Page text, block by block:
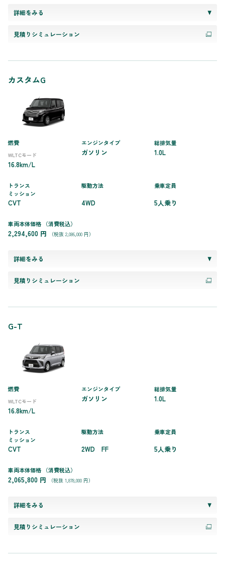
詳細をみる
見積りシミュレーション
カスタムG
燃費
WLTCモード
16.8km/L
エンジンタイプ
ガソリン
総排気量
1.0L
トランス
ミッション
CVT
駆動方法
4WD
乗車定員
5人乗り
車両本体価格 （消費税込）
2,294,600 円 （税抜 2,086,000 円）
詳細をみる
見積りシミュレーション
G-T
燃費
WLTCモード
16.8km/L
エンジンタイプ
ガソリン
総排気量
1.0L
トランス
ミッション
CVT
駆動方法
2WD FF
乗車定員
5人乗り
車両本体価格 （消費税込）
2,065,800 円 （税抜 1,878,000 円）
詳細をみる
見積りシミュレーション